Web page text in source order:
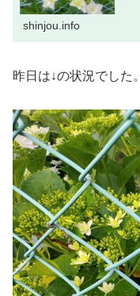
shinjou.info
昨日は↓の状況でした。